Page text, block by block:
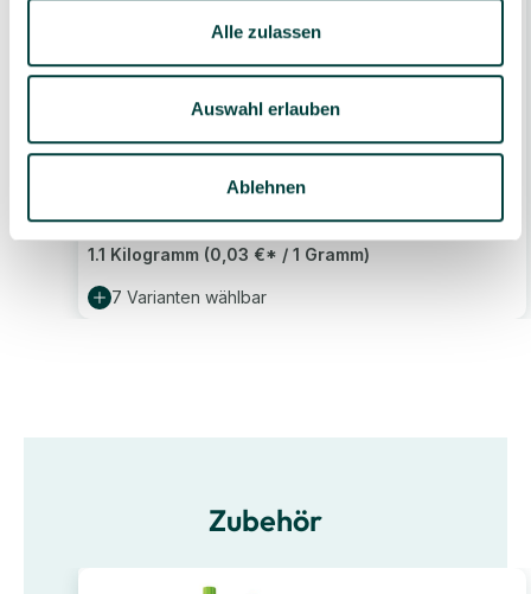
Alle zulassen
Auswahl erlauben
Ablehnen
CREALL Ultra Soft Knete, 1100 g, Farbe
32,99 €*
1.1 Kilogramm (0,03 €* / 1 Gramm)
7 Varianten wählbar
Zubehör